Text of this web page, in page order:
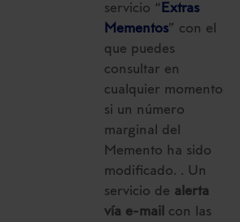
servicio “Extras
Mementos” con el
que puedes
consultar en
cualquier momento
si un número
marginal del
Memento ha sido
modificado. . Un
servicio de alerta
vía e-mail con las